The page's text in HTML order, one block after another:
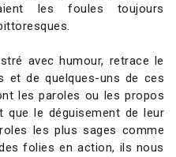
les foules toujours
avec humour, retrace le
et de quelques-uns de ces
les paroles ou les propos
que le déguisement de leur
les plus sages comme
folies en action, ils nous